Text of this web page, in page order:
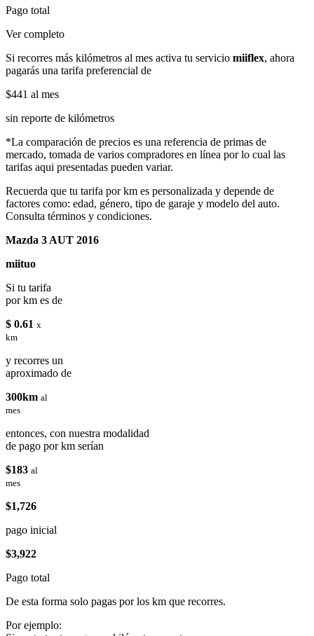
Pago total
Ver completo
Si recorres más kilómetros al mes activa tu servicio miiflex, ahora
pagarás una tarifa preferencial de
$441 al mes
sin reporte de kilómetros
*La comparación de precios es una referencia de primas de
mercado, tomada de varios compradores en línea por lo cual las
tarifas aqui presentadas pueden variar.
Recuerda que tu tarifa por km es personalizada y depende de
factores como: edad, género, tipo de garaje y modelo del auto.
Consulta términos y condiciones.
Mazda 3 AUT 2016
miituo
Si tu tarifa
por km es de
$ 0.61 x
km
y recorres un
aproximado de
300km al
mes
entonces, con nuestra modalidad
de pago por km serían
$183 al
mes
$1,726
pago inicial
$3,922
Pago total
De esta forma solo pagas por los km que recorres.
Por ejemplo: